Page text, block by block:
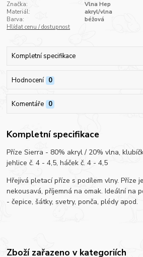
Značka:
Vlna Hep
Materiál:
akryl/vlna
Barva:
béžová
Hlídat cenu / dostupnost
Kompletní specifikace
Hodnocení 0
Komentáře 0
Kompletní specifikace
Příze Sierra - 80% akryl / 20% vlna,
jehlice č. 4 - 4,5, háček č. 4 - 4,5
Hřejivá pletací příze s podílem vlny. Příze
nekousavá, příjemná na omak. Ideální na
- čepice, šátky, svetry, ponča, plédy apod.
Zboží zařazeno v kategoriích